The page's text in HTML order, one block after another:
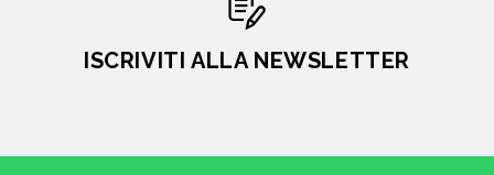
ISCRIVITI ALLA NEWSLETTER